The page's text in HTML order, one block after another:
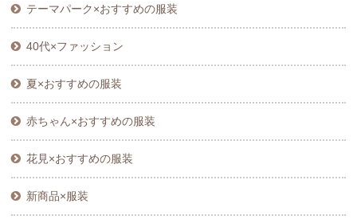
テーマパーク×おすすめの服装
40代×ファッション
夏×おすすめの服装
赤ちゃん×おすすめの服装
花見×おすすめの服装
新商品×服装